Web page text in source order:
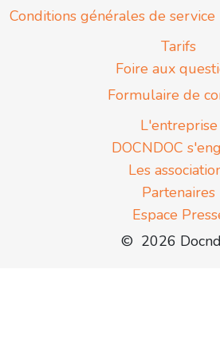
Conditions générales de service
Tarifs
Foire aux
Formulaire de
L'entreprise
DOCNDOC
Les
Partenaires
Espace
© 2026